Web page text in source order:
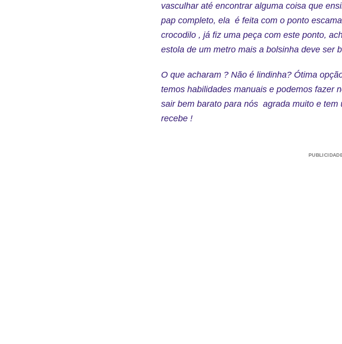
vasculhar até encontrar alguma coisa que
pap completo, ela é feita com o ponto
crocodilo , já fiz uma peça com este ponto,
estola de um metro mais a bolsinha deve ser
O que acharam ? Não é lindinha? Ótima
temos habilidades manuais e podemos fazer
sair bem barato para nós agrada muito e tem
recebe !